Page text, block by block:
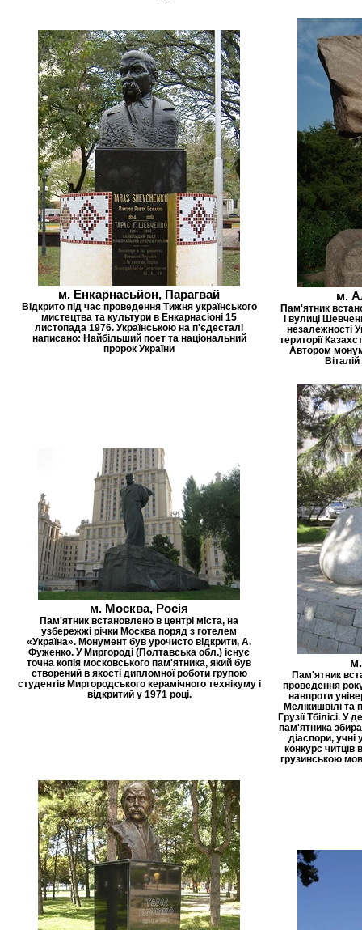
м. Енкарнасьйон, Парагвай
Відкрито під час проведення Тижня українського
мистецтва та культури в Енкарнасіоні 15
листопада 1976. Українською на п'єдесталі
написано: Найбільший поет та національний
пророк України
м.
Пам'ятник
і вулиці
незалежності
території
Автором
м. Москва, Росія
Пам'ятник встановлено в центрі міста, на
узбережжі річки Москва поряд з готелем
«Україна». Монумент був урочисто відкрити, А.
Фуженко. У Миргороді (Полтавська обл.) існує
точна копія московського пам'ятника, який був
створений в якості дипломної роботи групою
студентів Миргородського керамічного технікуму і
відкритий у 1971 році.
м.
Пам'ятник
проведення
навпроти
Мелікишвілі та
Грузії Тбілісі.
пам'ятника
діаспори, учні
конкурс читців
грузинською